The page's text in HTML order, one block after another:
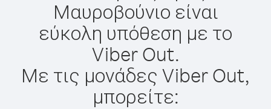
Μαυροβούνιο είναι
εύκολη υπόθεση με το
Viber Out.
Με τις μονάδες Viber Out,
μπορείτε: